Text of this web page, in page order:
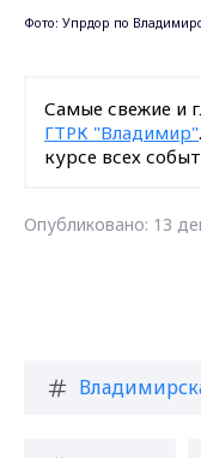
ремонт
штраф